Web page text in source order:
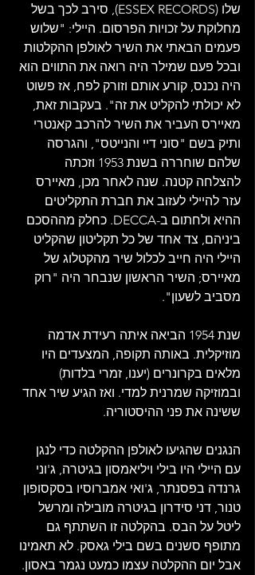
שלו (ESSEX RECORDS), סירב לכך בשל
מחלוקת על זכויות הפרסום. היילי: "שלוש
פעמים הבאתי את השיר לאולפן ההקלטות
ובכל פעם שמילר היה רואה את התווים הוא
היה נכנס, קורע אותם וזורק לפח, אז פשוט
לא יכולתי להקליט את זה". בעקבות זאת,
מאיירס העביר את השיר להרכב קאנטרי
ותיק בשם "סוני דיי והנייטס", והגרסה
שלהם שוחררה בשנת 1953 וזכתה
להצלחה קטנה. שנה לאחר מכן, מאיירס
עזר להיילי לעזוב את חברת התקליטים
ההיא ולחתום ב-DECCA. כחלק מההסכם
ביניהם, צד אחד של כל תקליטון שהקליט
היילי היה חייב לכלול שיר מהקטלוג של
מאיירס; השיר הראשון שנבחר היה "רוק
מסביב לשעון".
שנת 1954 הביאה איתה רעידת אדמה
מוזיקלית. באותה תקופה, המצעדים היו
מלאים בקרונרים (יענו, זמרי בלדות)
ובמוזיקה שמרנית למדי. ואז הגיע שיר אחד
ששינה את פני ההיסטוריה.
הנגנים שהגיעו לאולפן ההקלטה כדי לנגן
עם היילי היו בילי ויליאמסון בגיטרה, ג'וני
גרנדה בפסנתר, ג'ואי אמברוסיו בסקסופון
טנור, דני סידרון בגיטרה מובילה ומרשל
ליטל על הבס. בהקלטה זו השתתף גם
מתופף סשנים בשם בילי גאסק. לא תאמינו
אבל יום ההקלטה עצמו כמעט נגמר באסון.